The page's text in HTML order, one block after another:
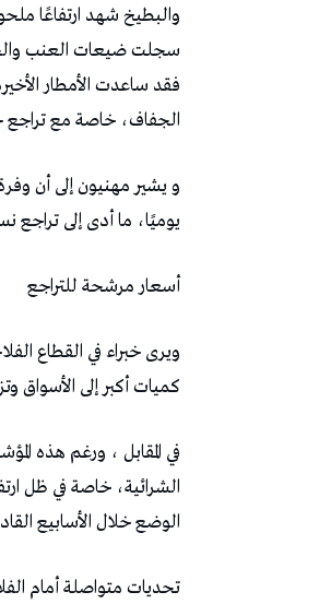
والبطيخ شهد ارتفاعًا
سجلت ضيعات العنب
فقد ساعدت الأمطار
الجفاف، خاصة مع تراجع
و يشير مهنيون إلى أن
يوميًا، ما أدى إلى
أسعار مرشحة للتراجع
ويرى خبراء في القطاع
كميات أكبر إلى الأسواق
في المقابل ، ورغم هذه
الشرائية، خاصة في ظل
الوضع خلال الأسابيع
تحديات متواصلة أمام